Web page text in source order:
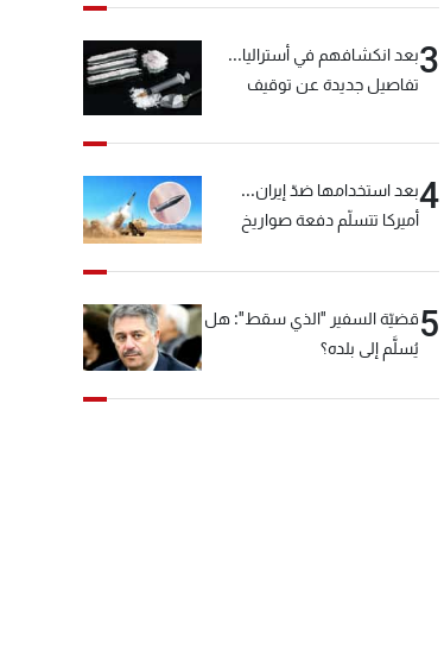
3بعد انكشافهم في أستراليا...
تفاصيل جديدة عن توقيف
4بعد استخدامها ضدّ إيران...
أميركا تتسلّم دفعة صواريخ
5قضيّة السفير "الذي سقط": هل
يُسلَّم إلى بلده؟